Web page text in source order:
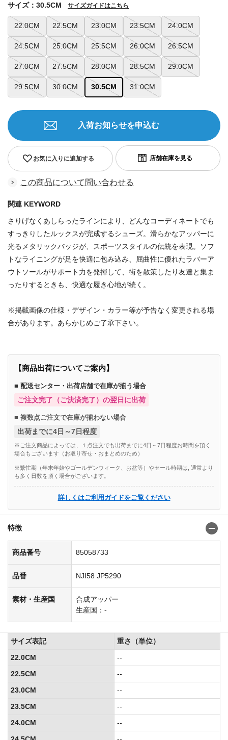
22.0CM 22.5CM 23.0CM 23.5CM 24.0CM
24.5CM 25.0CM 25.5CM 26.0CM 26.5CM
27.0CM 27.5CM 28.0CM 28.5CM 29.0CM
29.5CM 30.0CM 30.5CM 31.0CM
サイズ：30.5CM サイズガイドはこちら
お気に入りに追加する
入荷お知らせを申込む
この商品について問い合わせる
関連 KEYWORD
さりげなくあしらったラインにより、どんなコーディネートでも
すっきりしたルックスが完成するシューズ。滑らかなアッパーに
光るメタリックバッジが、スポーツスタイルの伝統を表現。ソフ
トなライニングが足を快適に包み込み、屈曲性に優れたラバーア
ウトソールがサポート力を発揮して、街を散策したり友達と集ま
ったりするときも、快適な履き心地が続く。
※掲載画像の仕様・デザイン・カラー等が予告なく変更される場
合があります。あらかじめご了承下さい。
【商品出荷についてご案内】
■ 配送センター・出荷店舗で在庫が揃う場合
ご注文完了（ご決済完了）の翌日に出荷
■ 複数点ご注文で在庫が揃わない場合
出荷までに4日～7日程度
※ご注文商品によっては、１点注文でも出荷までに4日～7日程度お時間を頂く
場合もございます（お取り寄せ・おまとめのため）
※繁忙期（年末年始やゴールデンウィーク、お盆等）やセール時期は, 通常より
も多く日数を頂く場合がございます。
詳しくはご利用ガイドをご覧ください
特徴
商品番号 85058733
品番 NJI58 JP5290
素材・生産国
合成アッパー
生産国：-
サイズ表記
重さ（単位）
22.0CM
--
22.5CM
--
23.0CM
--
23.5CM
--
24.0CM
--